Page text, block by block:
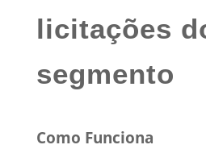
licitações
segmento
Como Funciona